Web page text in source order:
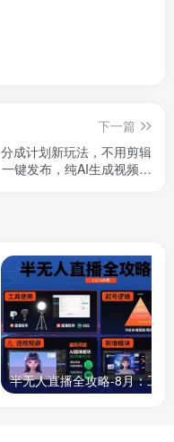
下一篇
分成计划新玩法，不用剪辑
一键发布，纯AI生成视频，